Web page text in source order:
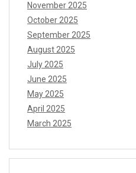
November 2025
October 2025
September 2025
August 2025
July 2025
June 2025
May 2025
April 2025
March 2025